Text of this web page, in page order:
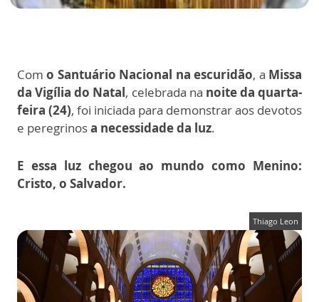
Com o Santuário Nacional na escuridão, a Missa
da Vigília do Natal, celebrada na noite da quarta-
feira (24), foi iniciada para demonstrar aos devotos
e peregrinosa necessidade da luz.
E essa luz chegou ao mundo como Menino:
Cristo, o Salvador.
Thiago Leon